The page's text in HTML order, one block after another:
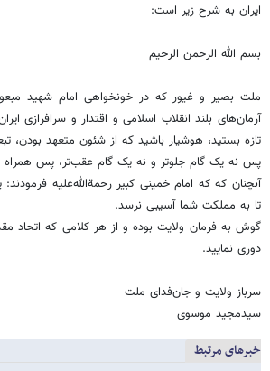
ایران به شرح زیر است:
بسم الله الرحمن الرحیم
ملت بصیر و غیور که در خونخواهی امام شهید
آرمان‌های بلند انقلاب اسلامی و اقتدار و سرافرازی
تازه بستید، هوشیار باشید که از شئون متعهد بودن،
پس نه یک گام جلوتر و نه یک گام عقب‌تر، پس همراه
آنچنان که که امام خمینی کبیر رحمة‌الله‌علیه
تا به مملکت شما آسیبی نرسد.
گوش به فرمان ولایت بوده و از هر کلامی که اتحاد
دوری نمایید.
سرباز ولایت و جان‌فدای ملت
سیدمجید موسوی
خبرهای مرتبط